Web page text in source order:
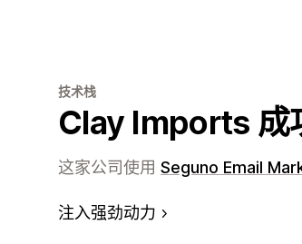
技术栈
Clay Imports 成
这家公司使用 Seguno Email
注入强劲动力